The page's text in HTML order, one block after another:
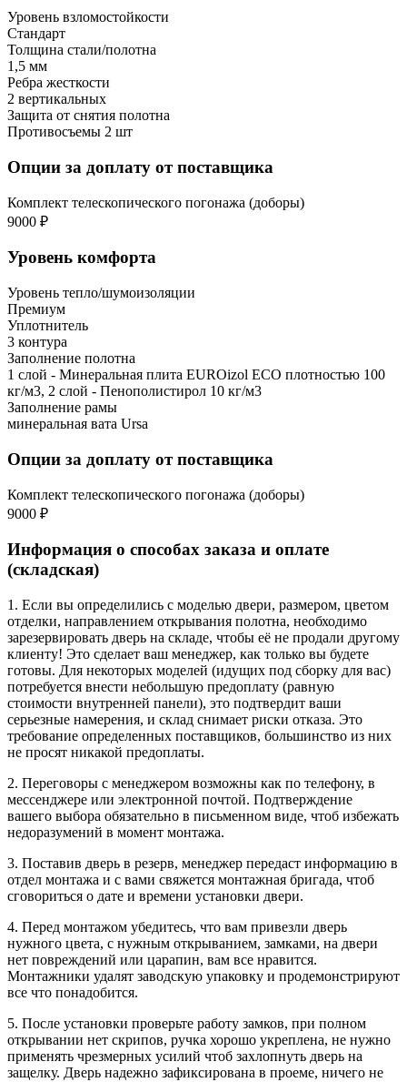
Уровень взломостойкости
Стандарт
Толщина стали/полотна
1,5 мм
Ребра жесткости
2 вертикальных
Защита от снятия полотна
Противосъемы 2 шт
Опции за доплату от поставщика
Комплект телескопического погонажа (доборы)
9000 ₽
Уровень комфорта
Уровень тепло/шумоизоляции
Премиум
Уплотнитель
3 контура
Заполнение полотна
1 слой - Минеральная плита EUROizol ECO плотностью 100
кг/м3, 2 слой - Пенополистирол 10 кг/м3
Заполнение рамы
минеральная вата Ursa
Опции за доплату от поставщика
Комплект телескопического погонажа (доборы)
9000 ₽
Информация о способах заказа и оплате
(складская)
1. Если вы определились с моделью двери, размером, цветом
отделки, направлением открывания полотна, необходимо
зарезервировать дверь на складе, чтобы её не продали другому
клиенту! Это сделает ваш менеджер, как только вы будете
готовы. Для некоторых моделей (идущих под сборку для вас)
потребуется внести небольшую предоплату (равную
стоимости внутренней панели), это подтвердит ваши
серьезные намерения, и склад снимает риски отказа. Это
требование определенных поставщиков, большинство из них
не просят никакой предоплаты.
2. Переговоры с менеджером возможны как по телефону, в
мессенджере или электронной почтой. Подтверждение
вашего выбора обязательно в письменном виде, чтоб избежать
недоразумений в момент монтажа.
3. Поставив дверь в резерв, менеджер передаст информацию в
отдел монтажа и с вами свяжется монтажная бригада, чтоб
сговориться о дате и времени установки двери.
4. Перед монтажом убедитесь, что вам привезли дверь
нужного цвета, с нужным открыванием, замками, на двери
нет повреждений или царапин, вам все нравится.
Монтажники удалят заводскую упаковку и продемонстрируют
все что понадобится.
5. После установки проверьте работу замков, при полном
открывании нет скрипов, ручка хорошо укреплена, не нужно
применять чрезмерных усилий чтоб захлопнуть дверь на
защелку. Дверь надежно зафиксирована в проеме, ничего не